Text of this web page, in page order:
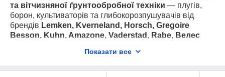
та вітчизняної ґрунтообробної техніки — плугів,
борон, культиваторів та глибокорозпушувачів від
брендів Lemken, Kverneland, Horsch, Gregoire
Besson, Kuhn, Amazone, Vaderstad, Rabe, Велес
диски, підшипники, відвали, втулки, лапи та інші
Показати все